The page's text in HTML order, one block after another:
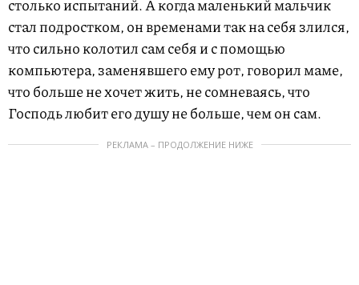
столько испытаний. А когда маленький мальчик
стал подростком, он временами так на себя злился,
что сильно колотил сам себя и с помощью
компьютера, заменявшего ему рот, говорил маме,
что больше не хочет жить, не сомневаясь, что
Господь любит его душу не больше, чем он сам.
РЕКЛАМА – ПРОДОЛЖЕНИЕ НИЖЕ